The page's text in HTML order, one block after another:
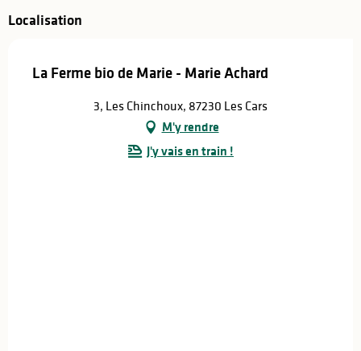
Localisation
La Ferme bio de Marie - Marie Achard
3, Les Chinchoux, 87230 Les Cars
M'y rendre
J'y vais en train !